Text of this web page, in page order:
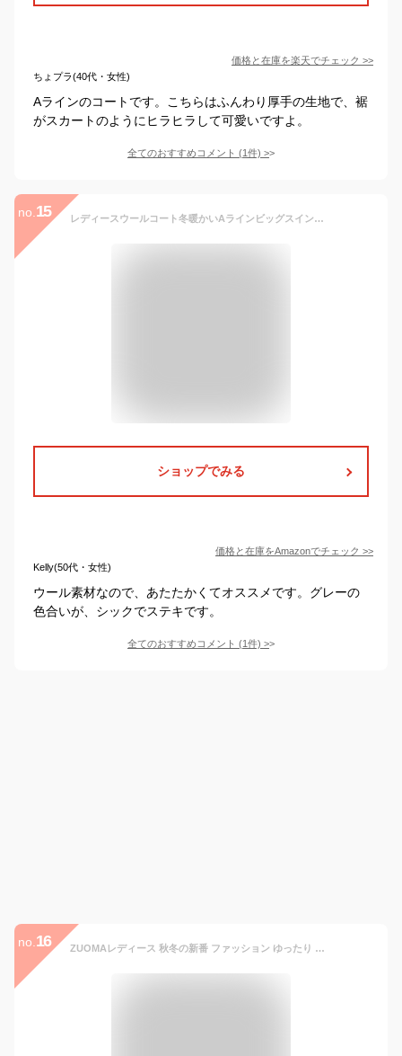
価格と在庫を楽天でチェック >>
ちょプラ(40代・女性)
Aラインのコートです。こちらはふんわり厚手の生地で、裾
がスカートのようにヒラヒラして可愛いですよ。
全てのおすすめコメント (1件) >
no. 15 レディースウールコート冬暖かいAラインビッグスイングウールトレンチコートエンドウ,グレー,XS
ショップでみる
価格と在庫をAmazonでチェック >>
Kelly(50代・女性)
ウール素材なので、あたたかくてオススメです。グレーの
色合いが、シックでステキです。
全てのおすすめコメント (1件) >
no. 16 ZUOMAレディース 秋冬の新番 ファッション ゆったり 修身 無地 厚手 ラペル ラシャ コート 上着 ロングコート トレンチコート 腹巻き (2XL レッド)